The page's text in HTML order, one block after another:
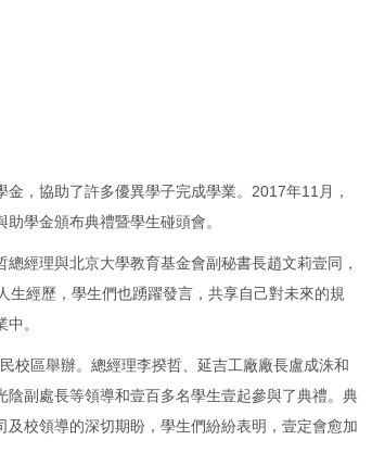
，協助了許多優異學子完成學業。2017年11月，
學金頒布典禮暨學生碰頭會。
經理與北京大學教育基金會副秘書長趙文莉壹同，
經歷，學生們也踴躍發言，共享自己對未來的規
。
校區舉辦。總經理李揆哲、延吉工廠廠長盧成洙和
副處長等領導和壹百多名學生壹起參與了典禮。典
校領導的深切期盼，學生們紛紛表明，壹定會愈加